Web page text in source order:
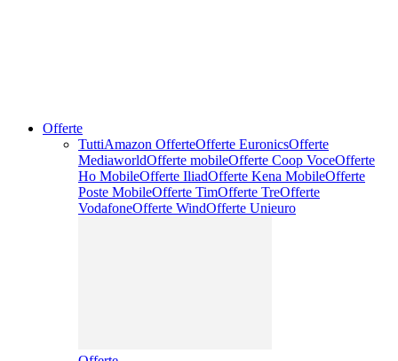
Offerte
TuttiAmazon OfferteOfferte EuronicsOfferte
MediaworldOfferte mobileOfferte Coop VoceOfferte
Ho MobileOfferte IliadOfferte Kena MobileOfferte
Poste MobileOfferte TimOfferte TreOfferte
VodafoneOfferte WindOfferte Unieuro